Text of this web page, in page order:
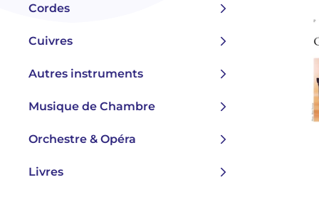
Cordes
Cuivres
Autres instruments
Musique de Chambre
Orchestre & Opéra
Livres